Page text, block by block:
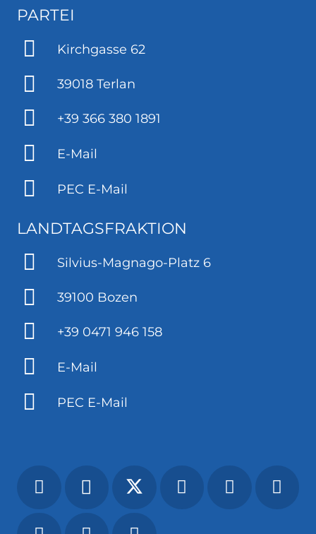
PARTEI
Kirchgasse 62
39018 Terlan
+39 366 380 1891
E-Mail
PEC E-Mail
LANDTAGSFRAKTION
Silvius-Magnago-Platz 6
39100 Bozen
+39 0471 946 158
E-Mail
PEC E-Mail